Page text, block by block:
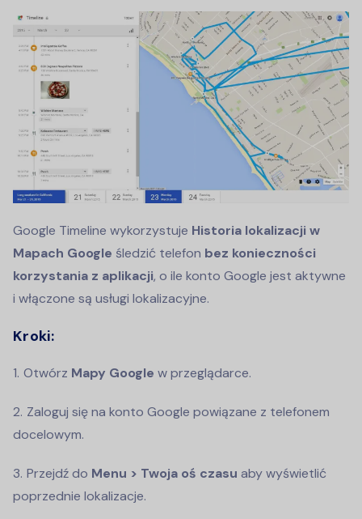
Google Timeline wykorzystuje Historia lokalizacji w
Mapach Google śledzić telefon bez konieczności
korzystania z aplikacji, o ile konto Google jest aktywne
i włączone są usługi lokalizacyjne.
Kroki:
Otwórz Mapy Google w przeglądarce.
Zaloguj się na konto Google powiązane z telefonem
docelowym.
Przejdź do Menu > Twoja oś czasu aby wyświetlić
poprzednie lokalizacje.